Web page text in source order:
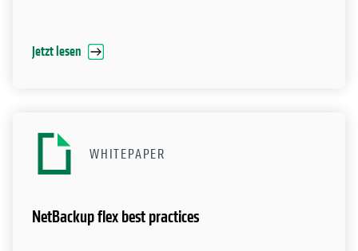
Jetzt lesen
WHITEPAPER
NetBackup flex best practices